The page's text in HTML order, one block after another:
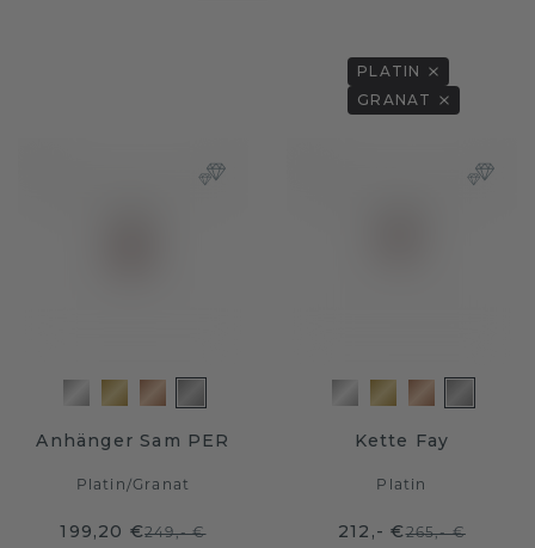
PLATIN
GRANAT
Anhänger Sam PER
Platin/Granat
199,20 €249,- €
Kette Fay
Platin
212,- €265,- €